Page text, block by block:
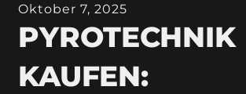
Oktober 7, 2025
PYROTECHNIK
KAUFEN: